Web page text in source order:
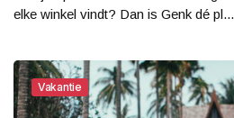
elke winkel vindt? Dan is Genk dé pl...
Vakantie